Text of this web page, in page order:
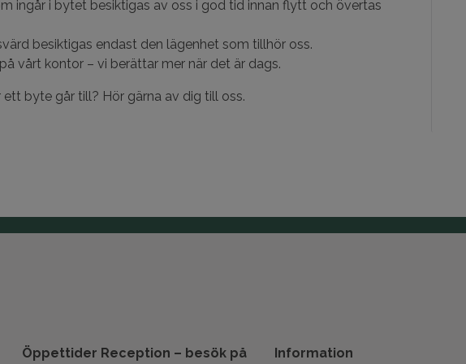
ingår i bytet besiktigas av oss i god tid innan flytt och övertas
besiktigas endast den lägenhet som tillhör oss.
vårt kontor – vi berättar mer när det är dags.
byte går till? Hör gärna av dig till oss.
Öppettider Reception – besök på
Information